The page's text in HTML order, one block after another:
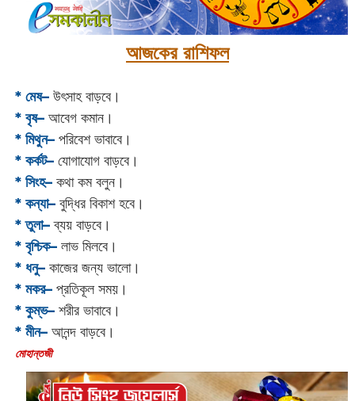
আজকের রাশিফল
* মেষ–উৎসাহ বাড়বে।
* বৃষ–আবেগ কমান।
* মিথুন–পরিবেশ ভাবাবে।
* কর্কট–যোগাযোগ বাড়বে।
* সিংহ–কথা কম বলুন।
* কন্যা–বুদ্ধির বিকাশ হবে।
* তুলা–ব্যয় বাড়বে।
* বৃশ্চিক–লাভ মিলবে।
* ধনু–কাজের জন্য ভালো।
* মকর–প্রতিকূল সময়।‌
* কুম্ভ–শরীর ভাবাবে।
* মীন–আনন্দ বাড়বে।
‌মোহান্তজী‌‌‌‌‌‌‌‌‌‌‌‌‌‌‌‌‌